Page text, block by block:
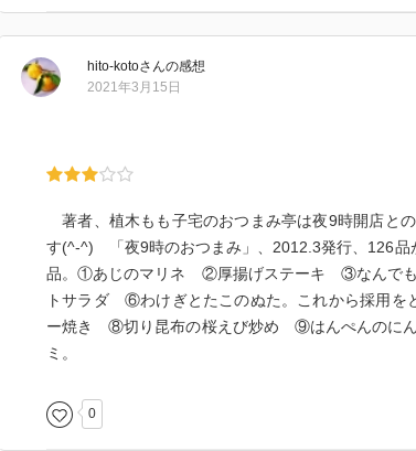
hito-kotoさんの感想
2021年3月15日
著者、植木もも子宅のおつまみ亭は夜9時開店と
す(^-^) 「夜9時のおつまみ」、2012.3発行、126品
品。①あじのマリネ ②厚揚げステーキ ③なんで
トサラダ ⑥わけぎとたこのぬた。これから採用を
ー焼き ⑧切り昆布の桜えび炒め ⑨はんぺんのに
ミ。
0